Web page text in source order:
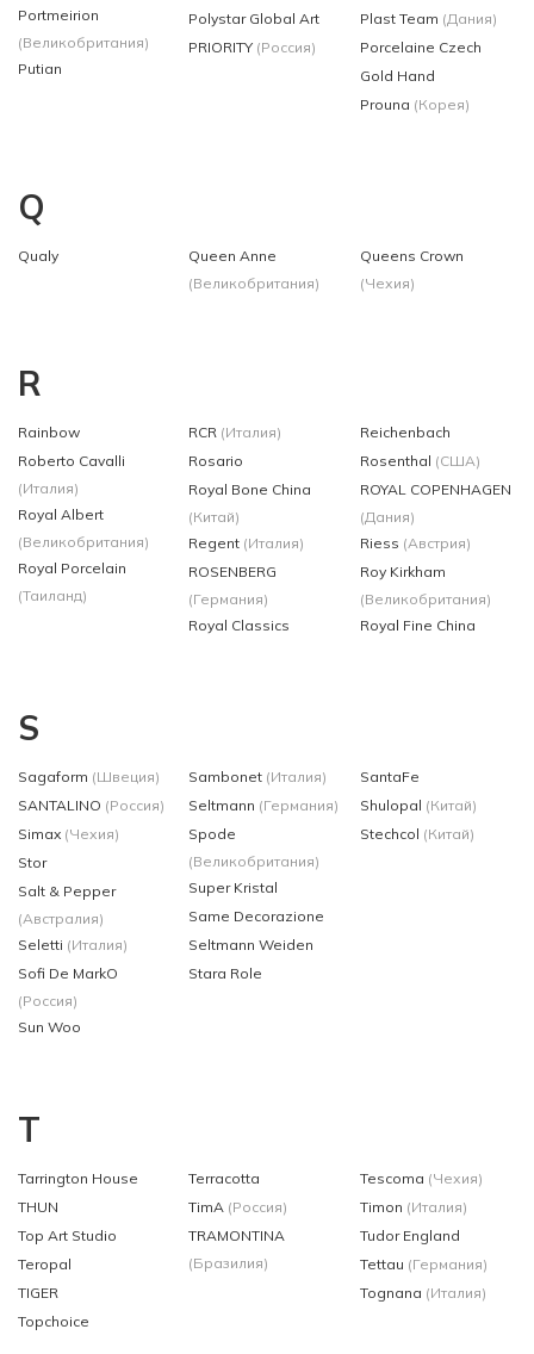
Portmeirion
(Великобритания)
Putian
Polystar Global Art
PRIORITY (Россия)
Plast Team (Дания)
Porcelaine Czech
Gold Hand
Prouna (Корея)
Q
Qualy
Queen Anne
(Великобритания)
Queens Crown
(Чехия)
R
Rainbow
Roberto Cavalli
(Италия)
Royal Albert
(Великобритания)
Royal Porcelain
(Таиланд)
RCR (Италия)
Rosario
Royal Bone China
(Китай)
Regent (Италия)
ROSENBERG
(Германия)
Royal Classics
Reichenbach
Rosenthal (США)
ROYAL COPENHAGEN
(Дания)
Riess (Австрия)
Roy Kirkham
(Великобритания)
Royal Fine China
S
Sagaform (Швеция)
SANTALINO (Россия)
Simax (Чехия)
Stor
Salt & Pepper
(Австралия)
Seletti (Италия)
Sofi De MarkO
(Россия)
Sun Woo
Sambonet (Италия)
Seltmann (Германия)
Spode
(Великобритания)
Super Kristal
Same Decorazione
Seltmann Weiden
Stara Role
SantaFe
Shulopal (Китай)
Stechcol (Китай)
T
Tarrington House
THUN
Top Art Studio
Teropal
TIGER
Topchoice
Terracotta
TimA (Россия)
TRAMONTINA
(Бразилия)
Tescoma (Чехия)
Timon (Италия)
Tudor England
Tettau (Германия)
Tognana (Италия)